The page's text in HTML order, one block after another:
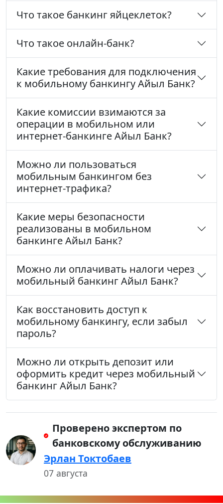
Что такое банкинг яйцеклеток?
Что такое онлайн-банк?
Какие требования для подключения
к мобильному банкингу Айыл Банк?
Какие комиссии взимаются за
операции в мобильном или
интернет-банкинге Айыл Банк?
Можно ли пользоваться
мобильным банкингом без
интернет-трафика?
Какие меры безопасности
реализованы в мобильном
банкинге Айыл Банк?
Можно ли оплачивать налоги через
мобильный банкинг Айыл Банк?
Как восстановить доступ к
мобильному банкингу, если забыл
пароль?
Можно ли открыть депозит или
оформить кредит через мобильный
банкинг Айыл Банк?
Проверено экспертом по
банковскому обслуживанию
Эрлан Токтобаев
07 августа